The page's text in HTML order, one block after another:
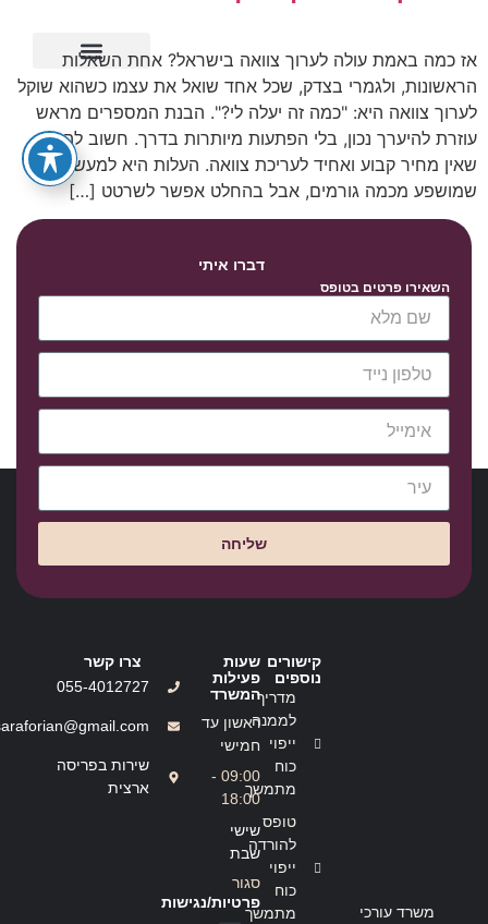
אז כמה באמת עולה לערוך צוואה בישראל? אחת השאלות
הראשונות, ולגמרי בצדק, שכל אחד שואל את עצמו כשהוא שוקל
לערוך צוואה היא: "כמה זה יעלה לי?". הבנת המספרים מראש
עוזרת להיערך נכון, בלי הפתעות מיותרות בדרך. חשוב להבין
שאין מחיר קבוע ואחיד לעריכת צוואה. העלות היא למעשה טווח
שמושפע מכמה גורמים, אבל בהחלט אפשר לשרטט […]
דברו איתי
השאירו פרטים בטופס
שליחה
משרד עורכי
קישורים
נוספים
מדריך
לממנה
ייפוי
כוח
מתמשך
טופס
להורדה
ייפוי
כוח
מתמשך
שעות
פעילות
המשרד
ראשון עד
חמישי
09:00 -
18:00
שישי
שבת
סגור
פרטיות/נגישות
צרו קשר
055-4012727
שירות בפריסה
ארצית